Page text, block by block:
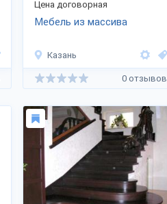
Цена договорная
Мебель из массива
Казань
0 отзывов